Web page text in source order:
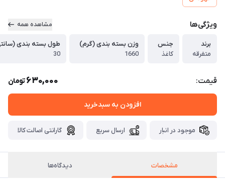
ویژگی‌ها مشاهده همه
برند
متفرقه
جنس
کاغذ
وزن بسته بندی (گرم)
1660
طول بسته بندی
30
قیمت: 630,000تومان
افزودن به سبدخرید
موجود در انبار ارسال سریع گارانتی اصالت کالا
مشخصات دیدگاه‌ها